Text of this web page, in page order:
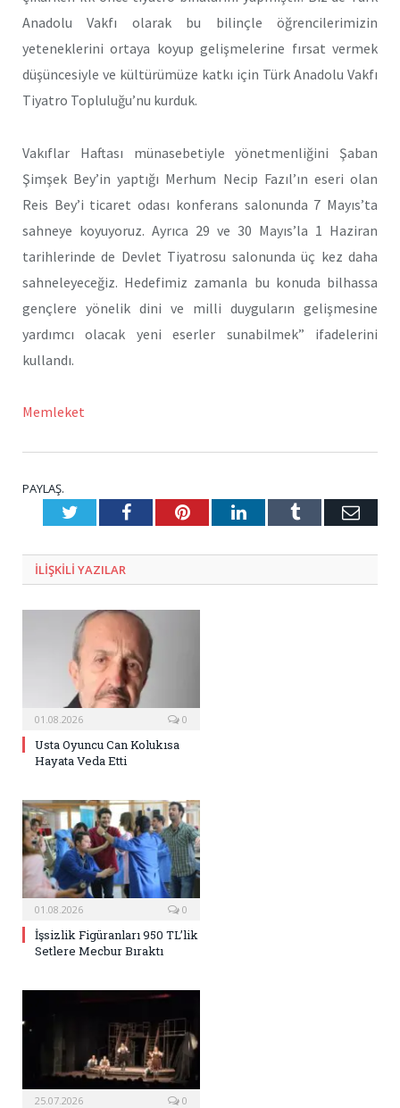
Anadolu Vakfı olarak bu bilinçle öğrencilerimizin
yeteneklerini ortaya koyup gelişmelerine fırsat vermek
düşüncesiyle ve kültürümüze katkı için Türk Anadolu Vakfı
Tiyatro Topluluğu’nu kurduk.
Vakıflar Haftası münasebetiyle yönetmenliğini Şaban
Şimşek Bey’in yaptığı Merhum Necip Fazıl’ın eseri olan
Reis Bey’i ticaret odası konferans salonunda 7 Mayıs’ta
sahneye koyuyoruz. Ayrıca 29 ve 30 Mayıs’la 1 Haziran
tarihlerinde de Devlet Tiyatrosu salonunda üç kez daha
sahneleyeceğiz. Hedefimiz zamanla bu konuda bilhassa
gençlere yönelik dini ve milli duyguların gelişmesine
yardımcı olacak yeni eserler sunabilmek” ifadelerini
kullandı.
Memleket
PAYLAŞ.
TwitterFacebookPinterestLinkedInTumblr E-
ILIŞKILI YAZILAR
01.08.2026 0
Usta Oyuncu Can Kolukısa
Hayata Veda Etti
01.08.2026 0
İşsizlik Figüranları 950 TL’lik
Setlere Mecbur Bıraktı
25.07.2026 0